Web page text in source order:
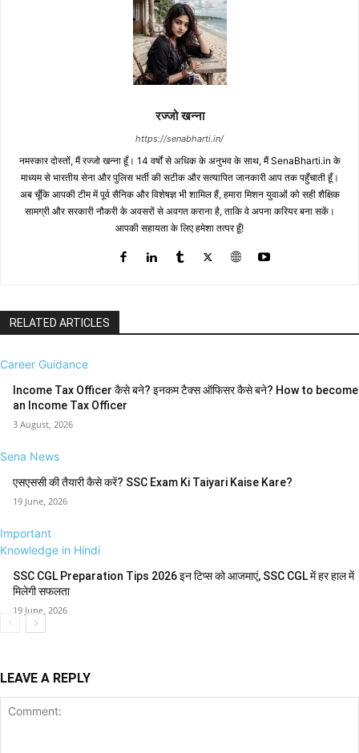
रज्जो खन्ना
https://senabharti.in/
नमस्कार दोस्तों, मैं रज्जो खन्ना हूँ। 14 वर्षों से अधिक के अनुभव के साथ, मैं SenaBharti.in के
माध्यम से भारतीय सेना और पुलिस भर्ती की सटीक और सत्यापित जानकारी आप तक पहुँचाती हूँ।
अब चूँकि आपकी टीम में पूर्व सैनिक और विशेषज्ञ भी शामिल हैं, हमारा मिशन युवाओं को सही शैक्षिक
सामग्री और सरकारी नौकरी के अवसरों से अवगत कराना है, ताकि वे अपना करियर बना सकें।
आपकी सहायता के लिए हमेशा तत्पर हूँ!
RELATED ARTICLES
Career Guidance
Income Tax Officer कैसे बने? इनकम टैक्स ऑफिसर कैसे बने? How to become
an Income Tax Officer
3 August, 2026
Sena News
एसएससी की तैयारी कैसे करें? SSC Exam Ki Taiyari Kaise Kare?
19 June, 2026
Important
Knowledge in Hindi
SSC CGL Preparation Tips 2026 इन टिप्स को आजमाएं, SSC CGL में हर हाल में
मिलेगी सफलता
19 June, 2026
LEAVE A REPLY